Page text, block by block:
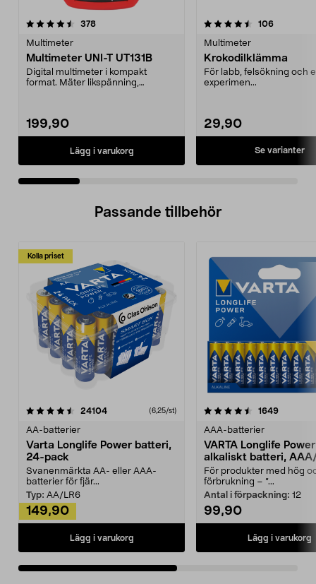
378recensioner
Multimeter
Multimeter UNI-T UT131B
Digital multimeter i kompakt
format. Mäter likspänning,
199,90
Lägg i varukorg
4.5 av 5 stjärnor 106
Multimeter
Krokodilklämma
För labb, felsökning och
experimen...
29,90
Se varianter
4.5 av 5 stjärnor
Passande tillbehör
Kolla priset
24104recensioner(6,25/st)
AA-batterier
Varta Longlife Power batteri,
24-pack
Svanenmärkta AA- eller AAA-
batterier för fjär...
Typ: AA/LR6
149,90
Lägg i varukorg
4.5av 5 stjärnor 1649
AAA-batterier
VARTA Longlife Power
alkaliskt batteri,
För produkter med hög
förbrukning – ”...
Antal i förpackning: 12
99,90
Lägg i varukorg
4.5av 5 stjärnor